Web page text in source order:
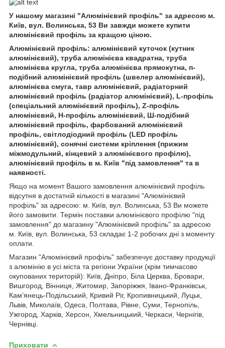
У нашому магазині "Алюмінієвий профіль" за адресою м.
Київ, вул. Волинська, 53 Ви завжди можете купити
алюмінієвий профіль за кращою ціною.
Алюмінієвий профіль: алюмінієвий куточок (кутник
алюмінієвий), труба алюмінієва квадратна, труба
алюмінієва кругла, труба алюмінієва прямокутна, п-
подібний алюмінієвий профіль (швелер алюмінієвий),
алюмінієва смуга, тавр алюмінієвий, радіаторний
алюмінієвий профіль (радіатор алюмінієвий), L-профіль
(спеціальний алюмінієвий профіль), Z-профіль
алюмінієвий, H-профіль алюмінієвий, Ш-подібний
алюмінієвий профіль, фарбований алюмінієвий
профіль, світлодіодний профіль (LED профіль
алюмінієвий), сонячні системи кріплення (прижим
міжмодульний, кінцевий з алюмінієвого профілю),
алюмінієвий профіль в м. Київ "під замовлення" та в
наявності.
Якщо на момент Вашого замовлення алюмінієвий профіль
відсутня в достатній кількості в магазині "Алюмінієвий
профіль" за адресою: м. Київ, вул. Волинська, 53 Ви можете
його замовити. Термін поставки алюмінієвого профілю "під
замовлення" до магазину "Алюмінієвий профіль" за адресою
м. Київ, вул. Волинська, 53 складає 1-2 робочих дні з моменту
оплати.
Магазин "Алюмінієвий профіль" забезпечує доставку продукції
з алюмінію в усі міста та регіони України (крім тимчасово
окупованих територій): Київ, Дніпро, Біла Церква, Бровари,
Вишгород, Вінниця, Житомир, Запоріжжя, Івано-Франківськ,
Кам’янець-Подільський, Кривий Ріг, Кропивницький, Луцьк,
Львів, Миколаїв, Одеса, Полтава, Рівне, Суми, Тернопіль,
Ужгород, Харків, Херсон, Хмельницький, Черкаси, Чернігів,
Чернівці.
Приховати